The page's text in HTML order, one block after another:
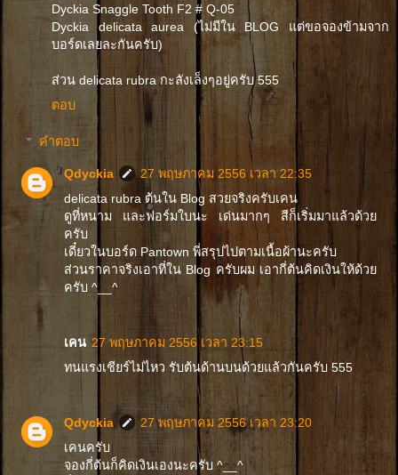
Dyckia Snaggle Tooth F2 # Q-05
Dyckia delicata aurea (ไม่มีใน BLOG แต่ขอจองข้ามจาก
บอร์ดเลยละกันครับ)
ส่วน delicata rubra กะลังเล็งๆอยู่ครับ 555
ตอบ
คำตอบ
Qdyckia
27 พฤษภาคม 2556 เวลา 22:35
delicata rubra ต้นใน Blog สวยจริงครับเคน
ดูที่หนาม และฟอร์มใบนะ เด่นมากๆ สีก็เริ่มมาแล้วด้วย
ครับ
เดี๋ยวในบอร์ด Pantown พี่สรุปไปตามเนื้อผ้านะครับ
ส่วนราคาจริงเอาที่ใน Blog ครับผม เอากี่ต้นคิดเงินให้ด้วย
ครับ ^__^
เคน 27 พฤษภาคม 2556 เวลา 23:15
ทนแรงเชียร์ไม่ไหว รับต้นด้านบนด้วยแล้วกันครับ 555
Qdyckia
27 พฤษภาคม 2556 เวลา 23:20
เคนครับ
จองกี่ต้นก็คิดเงินเองนะครับ ^__^